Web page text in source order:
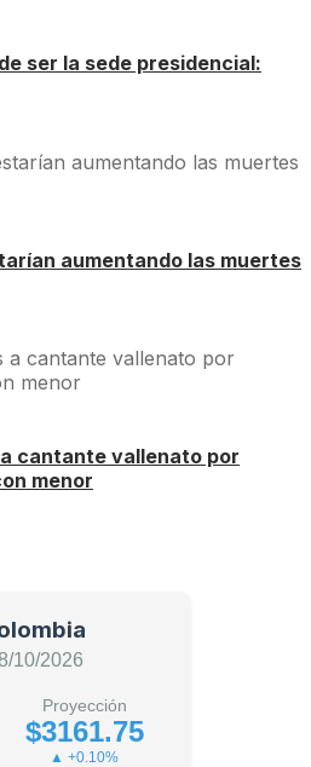
ser la sede presidencial:
aumentando las muertes
cantante vallenato por
menor
10/2026
Proyección
$3161.75
▲ +0.10%